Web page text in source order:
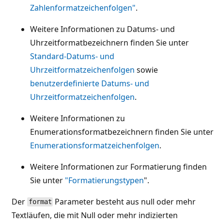
Zahlenformatzeichenfolgen".
Weitere Informationen zu Datums- und
Uhrzeitformatbezeichnern finden Sie unter
Standard-Datums- und
Uhrzeitformatzeichenfolgen sowie
benutzerdefinierte Datums- und
Uhrzeitformatzeichenfolgen.
Weitere Informationen zu
Enumerationsformatbezeichnern finden Sie unter
Enumerationsformatzeichenfolgen.
Weitere Informationen zur Formatierung finden
Sie unter "Formatierungstypen".
Der format Parameter besteht aus null oder mehr
Textläufen, die mit Null oder mehr indizierten